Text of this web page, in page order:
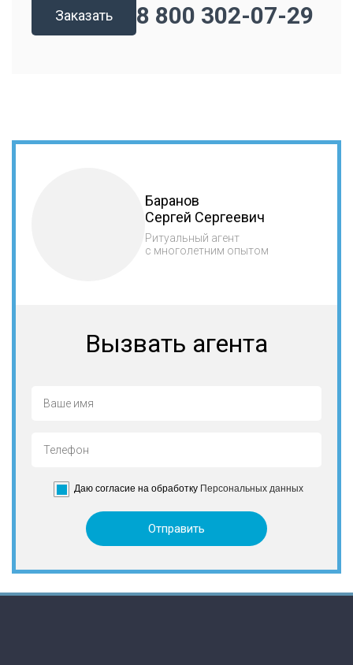
Заказать 8 800 302-07-29
Баранов
Сергей Сергеевич
Ритуальный агент
с многолетним опытом
Вызвать агента
Даю согласие на обработку Персональных данных